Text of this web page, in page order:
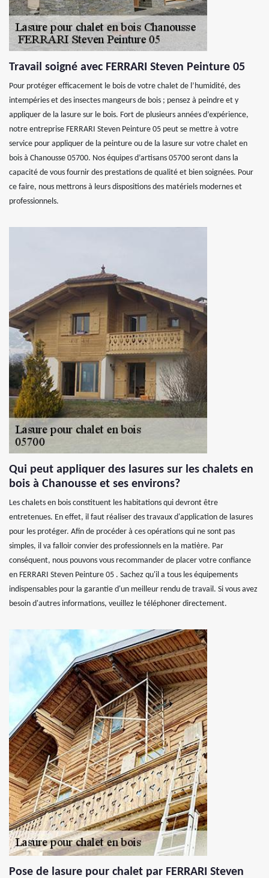
Travail soigné avec FERRARI Steven Peinture 05
Pour protéger efficacement le bois de votre chalet de l’humidité, des
intempéries et des insectes mangeurs de bois ; pensez à peindre et y
appliquer de la lasure sur le bois. Fort de plusieurs années d’expérience,
notre entreprise FERRARI Steven Peinture 05 peut se mettre à votre
service pour appliquer de la peinture ou de la lasure sur votre chalet en
bois à Chanousse 05700. Nos équipes d’artisans 05700 seront dans la
capacité de vous fournir des prestations de qualité et bien soignées. Pour
ce faire, nous mettrons à leurs dispositions des matériels modernes et
professionnels.
Qui peut appliquer des lasures sur les chalets en
bois à Chanousse et ses environs?
Les chalets en bois constituent les habitations qui devront être
entretenues. En effet, il faut réaliser des travaux d'application de lasures
pour les protéger. Afin de procéder à ces opérations qui ne sont pas
simples, il va falloir convier des professionnels en la matière. Par
conséquent, nous pouvons vous recommander de placer votre confiance
en FERRARI Steven Peinture 05 . Sachez qu'il a tous les équipements
indispensables pour la garantie d'un meilleur rendu de travail. Si vous avez
besoin d'autres informations, veuillez le téléphoner directement.
Pose de lasure pour chalet par FERRARI Steven